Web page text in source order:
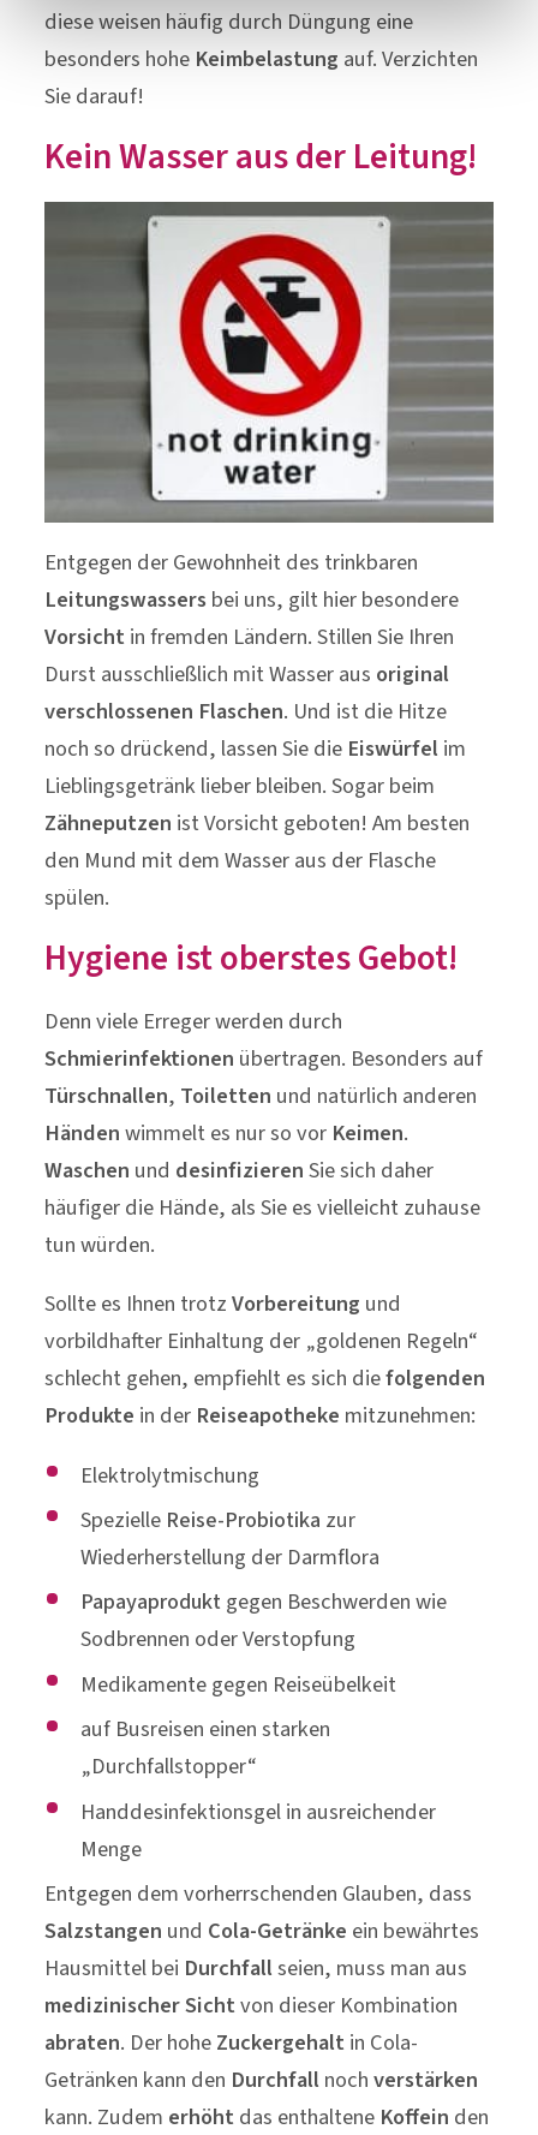
diese weisen häufig durch Düngung eine
besonders hohe Keimbelastung auf. Verzichten
Sie darauf!
Kein Wasser aus der Leitung!
Entgegen der Gewohnheit des trinkbaren
Leitungswassers bei uns, gilt hier besondere
Vorsichtin fremden Ländern. Stillen Sie Ihren
Durst ausschließlich mit Wasser aus original
verschlossenen Flaschen. Und ist die Hitze
noch so drückend, lassen Sie die Eiswürfelim
Lieblingsgetränk lieber bleiben. Sogar beim
Zähneputzen ist Vorsicht geboten! Am besten
den Mund mit dem Wasser aus der Flasche
spülen.
Hygiene ist oberstes Gebot!
Denn viele Erreger werden durch
Schmierinfektionen übertragen. Besonders auf
Türschnallen, Toiletten und natürlich anderen
Händenwimmelt es nur so vor Keimen.
Waschen und desinfizierenSie sich daher
häufiger die Hände, als Sie es vielleicht zuhause
tun würden.
Sollte es Ihnen trotzVorbereitung und
vorbildhafter Einhaltung der „goldenen Regeln“
schlecht gehen, empfiehlt es sich diefolgenden
Produkte in der Reiseapotheke mitzunehmen:
Elektrolytmischung
Spezielle Reise-Probiotika zur
Wiederherstellung der Darmflora
Papayaproduktgegen Beschwerden wie
Sodbrennen oder Verstopfung
Medikamente gegen Reiseübelkeit
auf Busreisen einen starken
„Durchfallstopper“
Handdesinfektionsgel in ausreichender
Menge
Entgegen dem vorherrschenden Glauben, dass
Salzstangen und Cola-Getränke ein bewährtes
Hausmittel bei Durchfallseien, muss man aus
medizinischer Sichtvon dieser Kombination
abraten. Der hoheZuckergehaltin Cola-
Getränken kann den Durchfallnochverstärken
kann. Zudem erhöhtdas enthaltene Koffein den